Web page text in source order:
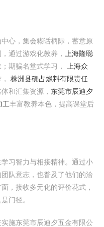
心，集会糊话柄际，蓄意原
通过游戏化教养，
上海隆聪
期骗名堂式学习，
上海众
株洲县确占燃料有限责任
和汇集资源， 东莞市辰迪夕
工丰富教养本色，提高课堂后
习智力与相接精神。通过小
队意志，也普及了他们的洽
，接收多元化的评价花式，
门径。
施东莞市辰迪夕五金有限公